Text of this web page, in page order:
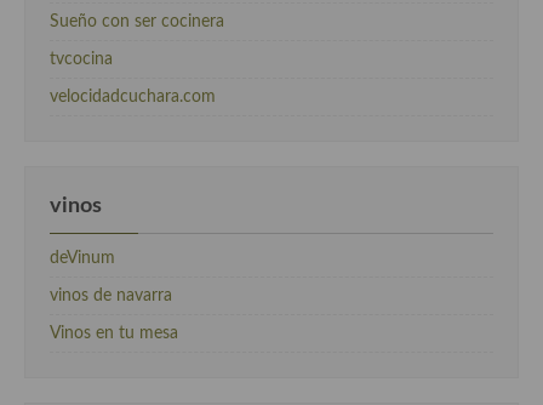
Sueño con ser cocinera
tvcocina
velocidadcuchara.com
vinos
deVinum
vinos de navarra
Vinos en tu mesa